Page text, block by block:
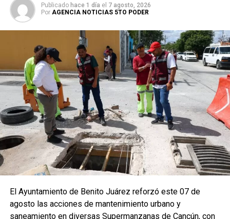
Publicado hace 1 día el 7 agosto, 2026
Por AGENCIA NOTICIAS 5TO PODER
El Ayuntamiento de Benito Juárez reforzó este 07 de
agosto las acciones de mantenimiento urbano y
saneamiento en diversas Supermanzanas de Cancún, con